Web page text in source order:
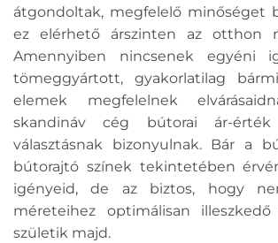
átgondoltak, megfelelő minőséget
ez elérhető árszinten az otthon
Amennyiben nincsenek egyéni
tömeggyártott, gyakorlatilag
elemek megfelelnek
skandináv cég bútorai ár-
választásnak bizonyulnak. Bár a
bútorajtó színek tekintetében
igényeid, de az biztos, hogy
méreteihez optimálisan
születik majd.